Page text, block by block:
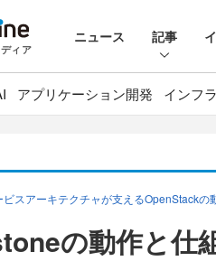
ィア
ニュース 記事
アプリケーション開発 インフラ
ビスアーキテクチャが支えるOpenStackの
の動作と仕